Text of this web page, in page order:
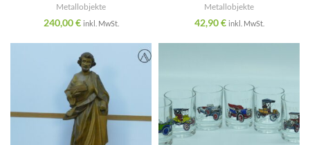
Metallobjekte
240,00€ inkl. MwSt.
Metallobjekte
42,90€ inkl. MwSt.